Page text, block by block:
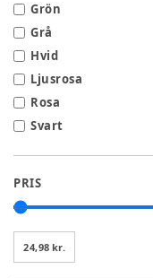
Grön
Grå
Hvid
Ljusrosa
Rosa
Svart
PRIS
24,98 kr.